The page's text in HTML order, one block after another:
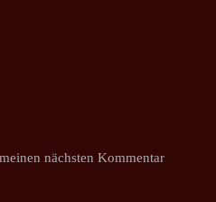
nächsten Kommentar